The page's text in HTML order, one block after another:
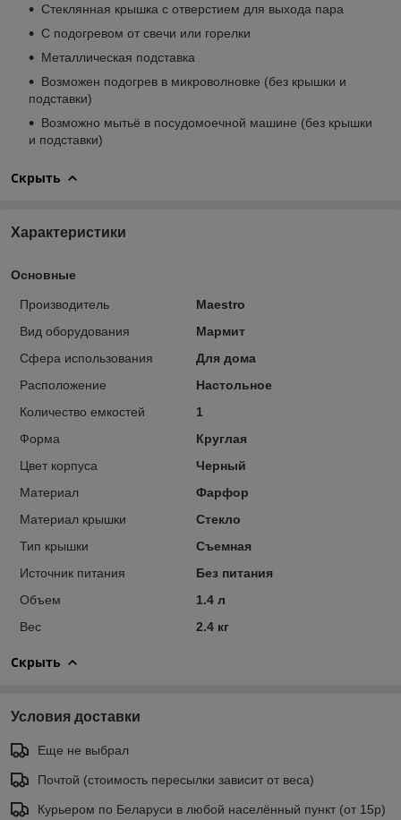
Стеклянная крышка с отверстием для выхода пара
С подогревом от свечи или горелки
Металлическая подставка
Возможен подогрев в микроволновке (без крышки и
подставки)
Возможно мытьё в посудомоечной машине (без крышки
и подставки)
Скрыть
Характеристики
Основные
Производитель
Maestro
Вид оборудования
Мармит
Сфера использования
Для дома
Расположение
Настольное
Количество емкостей
1
Форма
Круглая
Цвет корпуса
Черный
Материал
Фарфор
Материал крышки
Стекло
Тип крышки
Съемная
Источник питания
Без питания
Объем
1.4 л
Вес
2.4 кг
Скрыть
Условия доставки
Еще не выбрал
Почтой (стоимость пересылки зависит от веса)
Курьером по Беларуси в любой населённый пункт (от 15р)